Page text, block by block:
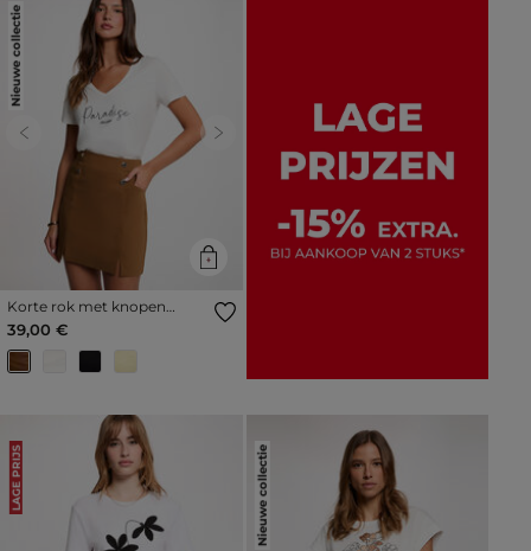
Nieuwe collectie
Previous Next
Korte rok met knopen
camel vrouw
39,00 €
LAGE PRIJS Nieuwe collectie